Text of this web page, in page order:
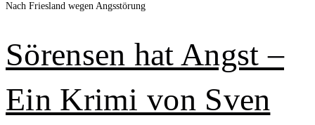
Nach Friesland wegen Angsstörung
Sörensen hat Angst –
Ein Krimi von Sven